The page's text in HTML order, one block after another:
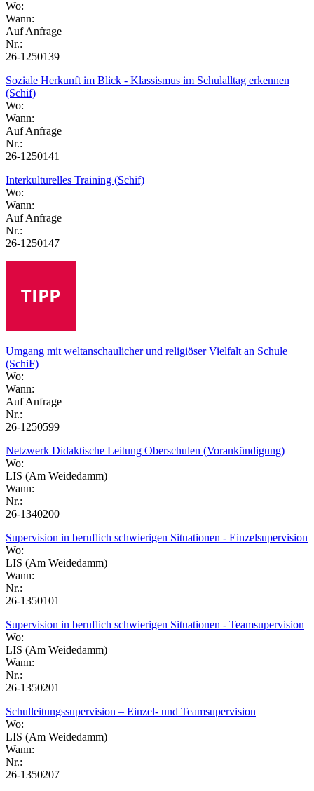
Wo:
Wann:
Auf Anfrage
Nr.:
26-1250139
Soziale Herkunft im Blick - Klassismus im Schulalltag erkennen
(Schif)
Wo:
Wann:
Auf Anfrage
Nr.:
26-1250141
Interkulturelles Training (Schif)
Wo:
Wann:
Auf Anfrage
Nr.:
26-1250147
Umgang mit weltanschaulicher und religiöser Vielfalt an Schule
(SchiF)
Wo:
Wann:
Auf Anfrage
Nr.:
26-1250599
Netzwerk Didaktische Leitung Oberschulen (Vorankündigung)
Wo:
LIS (Am Weidedamm)
Wann:
Nr.:
26-1340200
Supervision in beruflich schwierigen Situationen - Einzelsupervision
Wo:
LIS (Am Weidedamm)
Wann:
Nr.:
26-1350101
Supervision in beruflich schwierigen Situationen - Teamsupervision
Wo:
LIS (Am Weidedamm)
Wann:
Nr.:
26-1350201
Schulleitungssupervision – Einzel- und Teamsupervision
Wo:
LIS (Am Weidedamm)
Wann:
Nr.:
26-1350207